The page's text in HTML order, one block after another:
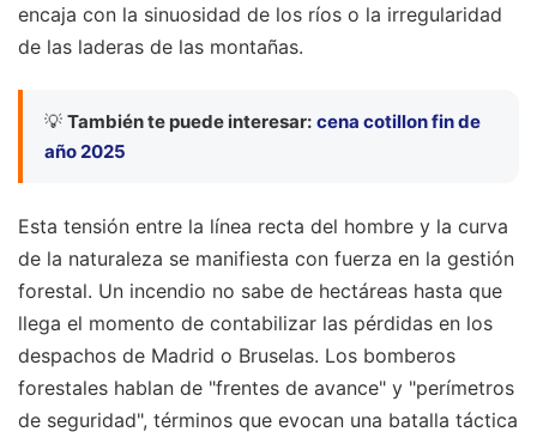
encaja con la sinuosidad de los ríos o la irregularidad
de las laderas de las montañas.
💡 También te puede interesar: cena cotillon fin de
año 2025
Esta tensión entre la línea recta del hombre y la curva
de la naturaleza se manifiesta con fuerza en la gestión
forestal. Un incendio no sabe de hectáreas hasta que
llega el momento de contabilizar las pérdidas en los
despachos de Madrid o Bruselas. Los bomberos
forestales hablan de "frentes de avance" y "perímetros
de seguridad", términos que evocan una batalla táctica